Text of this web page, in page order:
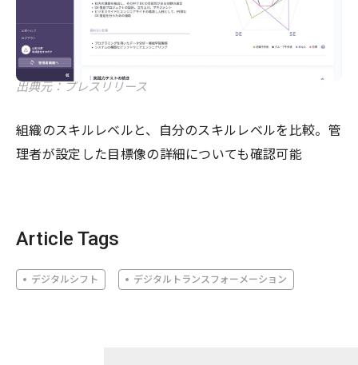
出典元：プレスリリース
組織のスキルレベルと、自分のスキルレベルを比較。管
理者が設定した目標像の詳細についても確認可能
Article Tags
デジタルシフト デジタルトランスフォーメーション